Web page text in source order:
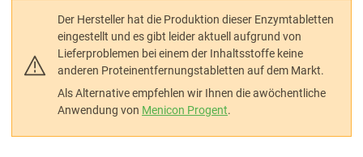
Der Hersteller hat die Produktion dieser Enzymtabletten
eingestellt und es gibt leider aktuell aufgrund von
Lieferproblemen bei einem der Inhaltsstoffe keine
anderen Proteinentfernungstabletten auf dem Markt.
Als Alternative empfehlen wir Ihnen die awöchentliche
Anwendung von Menicon Progent.